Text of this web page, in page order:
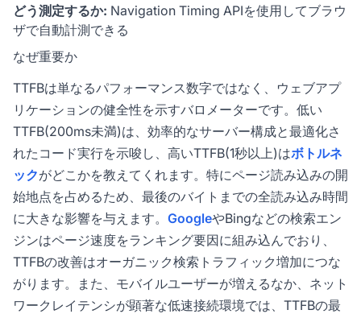
どう測定するか: Navigation Timing APIを使用してブラウ
ザで自動計測できる
なぜ重要か
TTFBは単なるパフォーマンス数字ではなく、ウェブアプ
リケーションの健全性を示すバロメーターです。低い
TTFB(200ms未満)は、効率的なサーバー構成と最適化さ
れたコード実行を示唆し、高いTTFB(1秒以上)はボトルネ
ックがどこかを教えてくれます。特にページ読み込みの開
始地点を占めるため、最後のバイトまでの全読み込み時間
に大きな影響を与えます。 GoogleやBingなどの検索エン
ジンはページ速度をランキング要因に組み込んでおり、
TTFBの改善はオーガニック検索トラフィック増加につな
がります。また、モバイルユーザーが増えるなか、ネット
ワークレイテンシが顕著な低速接続環境では、TTFBの最